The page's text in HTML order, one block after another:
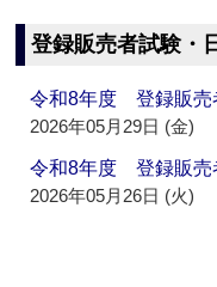
登録販売者試験・
令和8年度 登録販
2026年05月29日 (金)
令和8年度 登録販
2026年05月26日 (火)